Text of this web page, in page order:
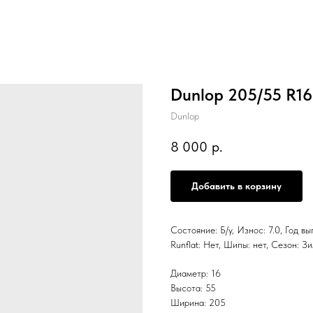
Dunlop 205/55
Dunlop
8 000 р.
Добавить в корзину
Состояние: Б/у, Износ: 7.0, Год
Runflat: Нет, Шипы: нет,
Диаметр: 16
Высота: 55
Ширина: 205